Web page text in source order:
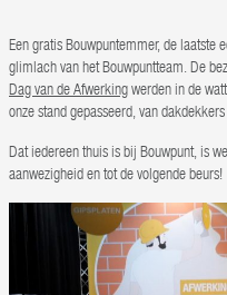
Een gratis Bouwpuntemmer, de laatste
glimlach van het Bouwpuntteam. De
Dag van de Afwerkingwerden in de
onze stand gepasseerd, van
Dat iedereen thuis is bij Bouwpunt, is
aanwezigheid en tot de volgende beurs!